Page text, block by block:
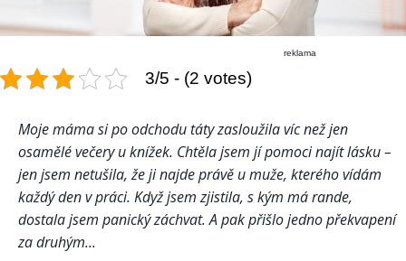
reklama
3/5 - (2 votes)
Moje máma si po odchodu táty zasloužila víc než jen
osamělé večery u knížek. Chtěla jsem jí pomoci najít lásku –
jen jsem netušila, že ji najde právě u muže, kterého vídám
každý den v práci. Když jsem zjistila, s kým má rande,
dostala jsem panický záchvat. A pak přišlo jedno překvapení
za druhým...